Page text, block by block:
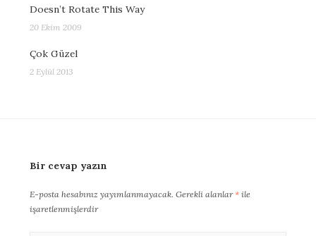
Doesn’t Rotate This Way
20 Ekim 2009
Çok Güzel
2 Eylül 2013
Bir cevap yazın
E-posta hesabınız yayımlanmayacak. Gerekli alanlar* ile
işaretlenmişlerdir